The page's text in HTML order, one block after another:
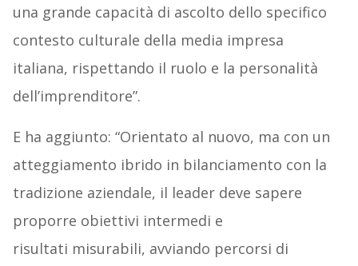
una grande capacità di ascolto dello specifico
contesto culturale della media impresa
italiana, rispettando il ruolo e la personalità
dell’imprenditore”.
E ha aggiunto: “Orientato al nuovo, ma con un
atteggiamento ibrido in bilanciamento con la
tradizione aziendale, il leader deve sapere
proporre obiettivi intermedi e
risultati misurabili, avviando percorsi di